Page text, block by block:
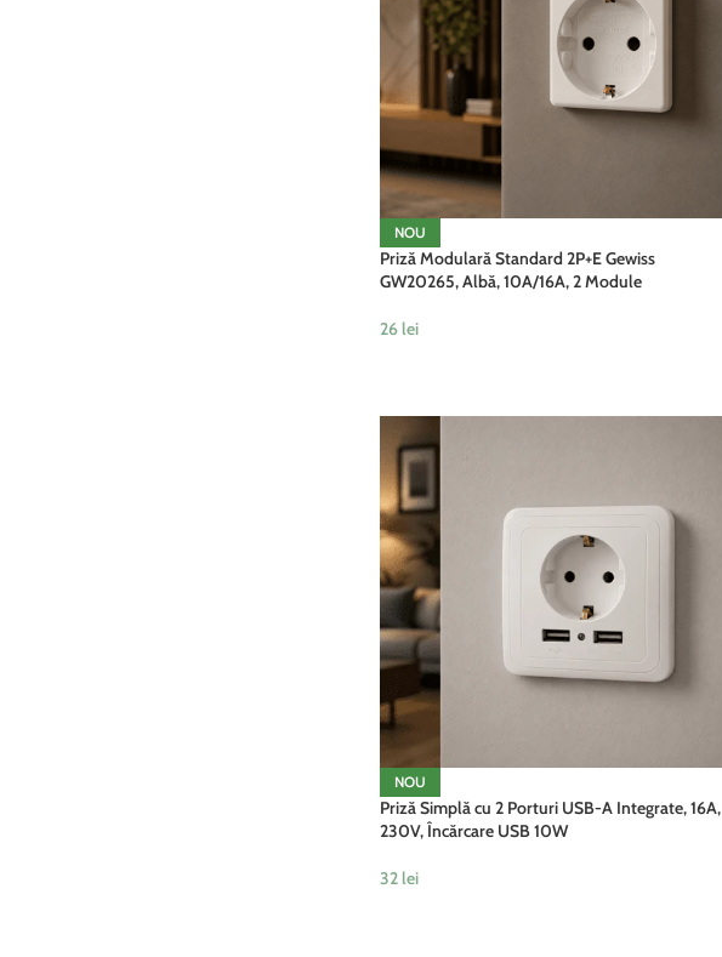
NOU
Priză Modulară Standard 2P+E Gewiss
GW20265, Albă, 10A/16A, 2 Module
26 lei
NOU
Priză Simplă cu 2 Porturi USB-A Integrate, 16A,
230V, Încărcare USB 10W
32 lei